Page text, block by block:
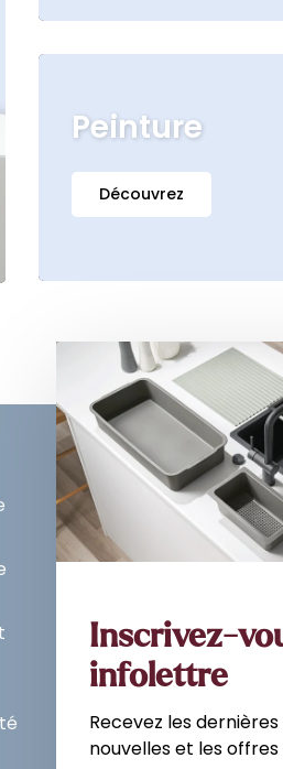
Peinture
Découvrez
Inscrivez-
newsletter
dernières
Inscrivez-
infolettre
Recevez les
nouvelles et les